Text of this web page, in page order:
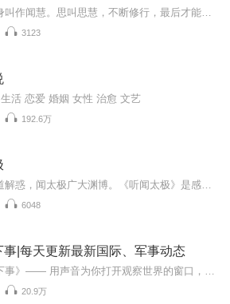
3123
活 恋爱 婚姻 女性 治愈 文艺
192.6万
6048
事|每天更新最新国际、军事动态
20.9万